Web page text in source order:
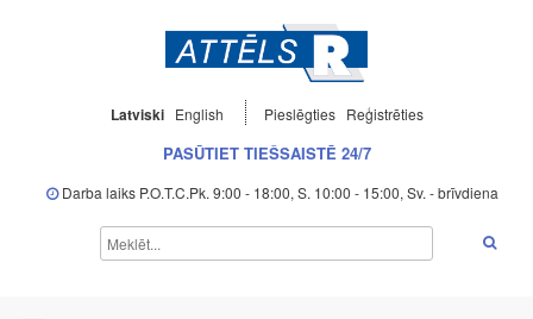
Latviski English Pieslēgties Reģistrēties
PASŪTIET TIEŠSAISTĒ 24/7
Darba laiks P.O.T.C.Pk. 9:00 - 18:00, S. 10:00 - 15:00, Sv. - brīvdiena